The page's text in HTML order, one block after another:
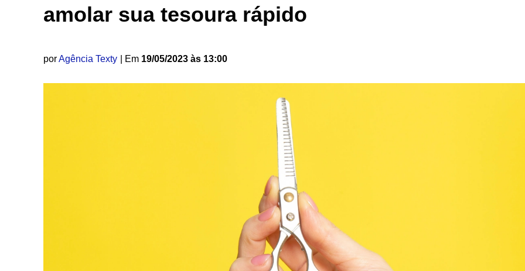
amolar sua tesoura rápido
porAgência Texty | Em 19/05/2023 às 13:00